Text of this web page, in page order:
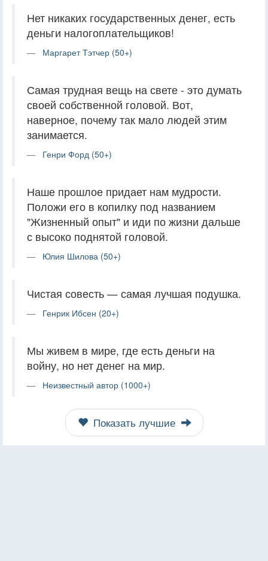
Нет никаких государственных денег, есть
деньги налогоплательщиков!
Маргарет Тэтчер (50+)
Самая трудная вещь на свете - это думать
своей собственной головой. Вот,
наверное, почему так мало людей этим
занимается.
Генри Форд (50+)
Наше прошлое придает нам мудрости.
Положи его в копилку под названием
"Жизненный опыт" и иди по жизни дальше
с высоко поднятой головой.
Юлия Шилова (50+)
Чистая совесть — самая лучшая подушка.
Генрик Ибсен (20+)
Мы живем в мире, где есть деньги на
войну, но нет денег на мир.
Неизвестный автор (1000+)
Показать лучшие